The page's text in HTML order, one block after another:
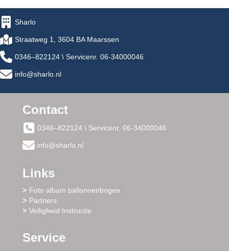
Sharlo
Straatweg 1, 3604 BA Maarssen
0346–822124 \ Servicenr. 06-34000046
info@sharlo.nl
Contact
0346–822124 \ Servicenr. 06-34000046
info@sharlo.nl
Links
Foto album ballonnenbogen
Partners
Veiligheid Instructie
Service